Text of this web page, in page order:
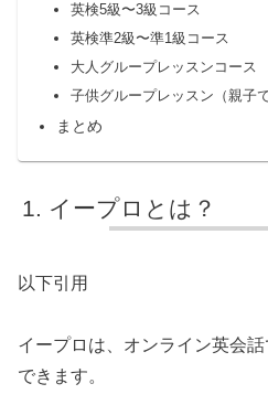
英検5級〜3級コース
英検準2級〜準1級コース
大人グループレッスンコース
子供グループレッスン（親子
まとめ
イープロとは？
以下引用
イープロは、オンライン英会
できます。